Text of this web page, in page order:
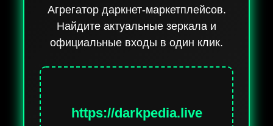
Агрегатор даркнет-маркетплейсов.
Найдите актуальные зеркала и
официальные входы в один клик.
https://darkpedia.live